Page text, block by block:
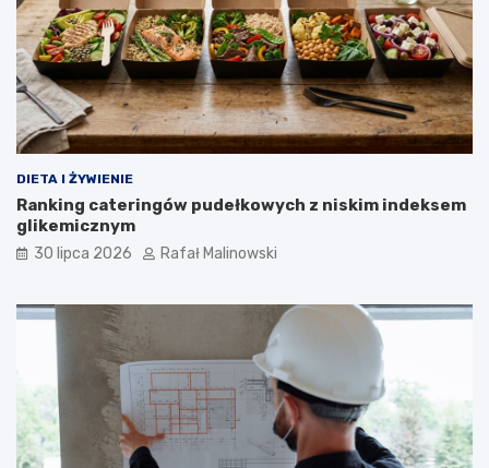
DIETA I ŻYWIENIE
Ranking cateringów pudełkowych z niskim indeksem
glikemicznym
30 lipca 2026 Rafał Malinowski